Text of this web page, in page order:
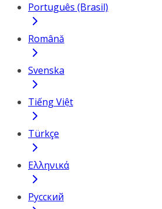
Português (Brasil)
Română
Svenska
Tiếng Việt
Türkçe
Ελληνικά
Русский